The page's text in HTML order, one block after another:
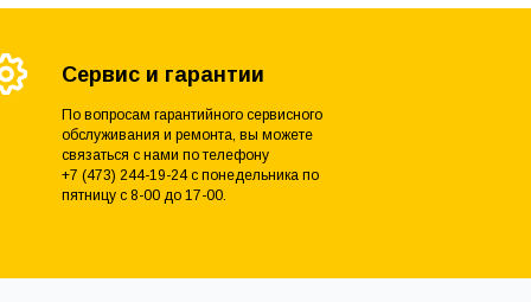
Сервис и гарантии
По вопросам гарантийного сервисного
обслуживания и ремонта, вы можете
связаться с нами по телефону
+7 (473) 244-19-24 с понедельника по
пятницу с 8-00 до 17-00.